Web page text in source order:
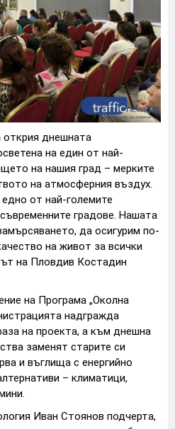
открия днешната
на един от най-
на нашия град – мерките
на атмосферния въздух.
от най-големите
градове. Нашата
да осигурим по-
на живот за всички
на Пловдив Костадин
на Програма „Околна
надгражда
на проекта, а към днешна
заменят старите си
и въглища с енергийно
– климатици,
Иван Стоянов подчерта,